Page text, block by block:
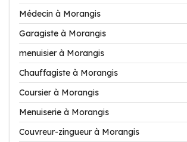
Médecin à Morangis
Garagiste à Morangis
menuisier à Morangis
Chauffagiste à Morangis
Coursier à Morangis
Menuiserie à Morangis
Couvreur-zingueur à Morangis